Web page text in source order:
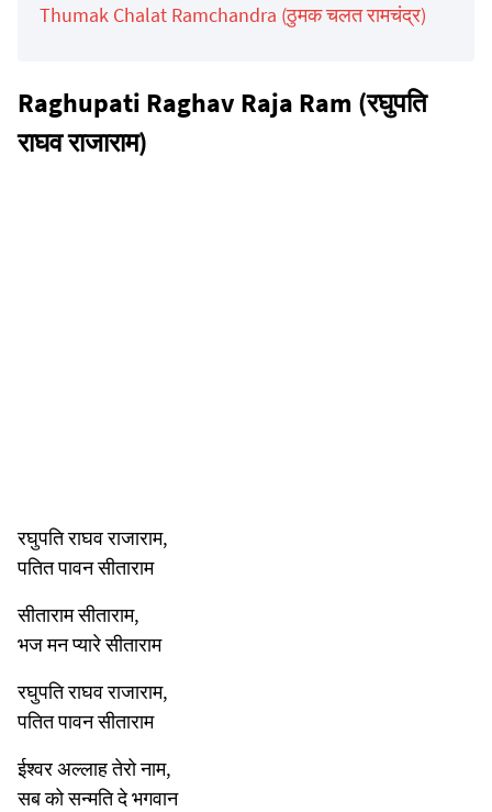
Thumak Chalat Ramchandra (ठुमक चलत रामचंद्र)
Raghupati Raghav Raja Ram (रघुपति
राघव राजाराम)
रघुपति राघव राजाराम,
पतित पावन सीताराम
सीताराम सीताराम,
भज मन प्यारे सीताराम
रघुपति राघव राजाराम,
पतित पावन सीताराम
ईश्वर अल्लाह तेरो नाम,
सब को सन्मति दे भगवान